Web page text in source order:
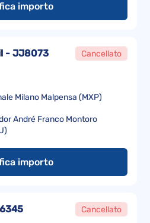
importo
- JJ8073 Cancellato
Milano Malpensa (MXP)
André Franco Montoro
importo
Cancellato